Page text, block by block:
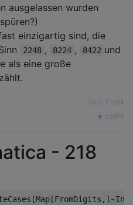
ausgelassen wurden
einzigartig sind, die
2248 , 8224 , 8422 und
als eine große
Teun Pronk
quelle
- 218